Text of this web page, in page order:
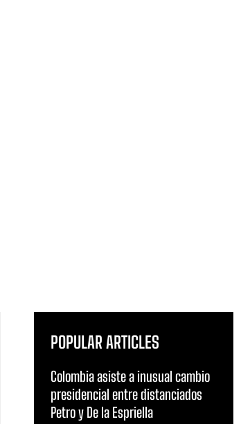
POPULAR ARTICLES
Colombia asiste a inusual cambio
presidencial entre distanciados
Petro y De la Espriella